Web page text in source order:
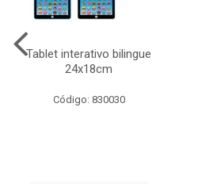
Tablet interativo bilingue
24x18cm
Código: 830030